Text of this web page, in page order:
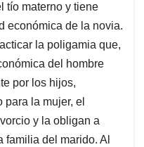
tío materno y tiene
económica de la novia.
la poligamia que,
del hombre
por los hijos,
para la mujer, el
y la obligan a
familia del marido. Al